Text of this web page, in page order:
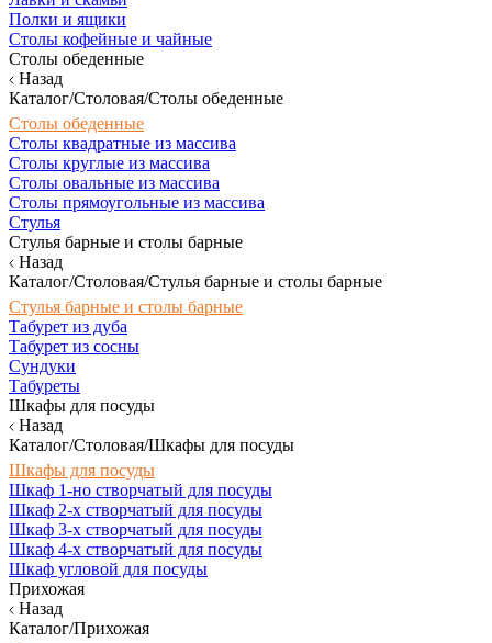
Полки и ящики
Столы кофейные и чайные
Столы обеденные
Назад
Каталог/Столовая/Столы обеденные
Столы обеденные
Столы квадратные из массива
Столы круглые из массива
Столы овальные из массива
Столы прямоугольные из массива
Стулья
Стулья барные и столы барные
Назад
Каталог/Столовая/Стулья барные и столы барные
Стулья барные и столы барные
Табурет из дуба
Табурет из сосны
Сундуки
Табуреты
Шкафы для посуды
Назад
Каталог/Столовая/Шкафы для посуды
Шкафы для посуды
Шкаф 1-но створчатый для посуды
Шкаф 2-х створчатый для посуды
Шкаф 3-х створчатый для посуды
Шкаф 4-х створчатый для посуды
Шкаф угловой для посуды
Прихожая
Назад
Каталог/Прихожая